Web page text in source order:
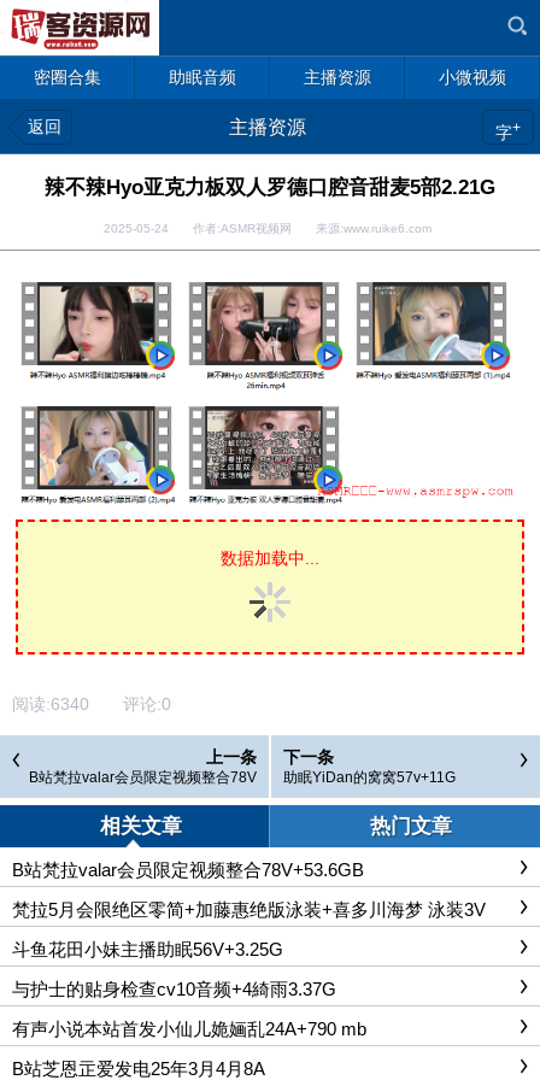
密圈合集 助眠音频 主播资源 小微视频
返回 主播资源 字+
辣不辣Hyo亚克力板双人罗德口腔音甜麦5部2.21G
2025-05-24 作者:ASMR视频网 来源:www.ruike6.com
数据加载中...
阅读:6340 评论:0
上一条
B站梵拉valar会员限定视频整合78V
+53.6GB
下一条
助眠YiDan的窝窝57v+11G
相关文章 热门文章
B站梵拉valar会员限定视频整合78V+53.6GB
梵拉5月会限绝区零简+加藤惠绝版泳装+喜多川海梦 泳装3V
斗鱼花田小妹主播助眠56V+3.25G
与护士的贴身检查cv10音频+4綺雨3.37G
有声小说本站首发小仙儿姽婳乱24A+790 mb
B站芝恩㱏爱发电25年3月4月8A